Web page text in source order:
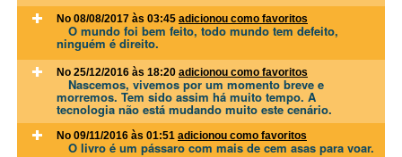
No 08/08/2017 às 03:45 adicionou como favoritos
O mundo foi bem feito, todo mundo tem defeito,
ninguém é direito.
No 25/12/2016 às 18:20 adicionou como favoritos
Nascemos, vivemos por um momento breve e
morremos. Tem sido assim há muito tempo. A
tecnologia não está mudando muito este cenário.
No 09/11/2016 às 01:51 adicionou como favoritos
O livro é um pássaro com mais de cem asas para voar.